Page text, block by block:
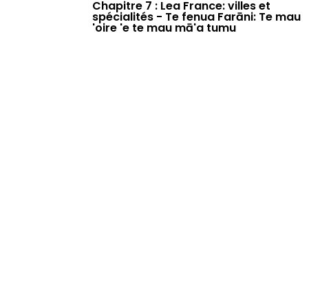
Chapitre 7 : Lea France: villes et
spécialités - Te fenua Farāni: Te mau
'oire 'e te mau mā'a tumu